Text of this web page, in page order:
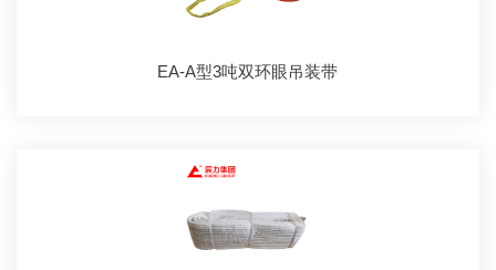
EA-A型3吨双环眼吊装带